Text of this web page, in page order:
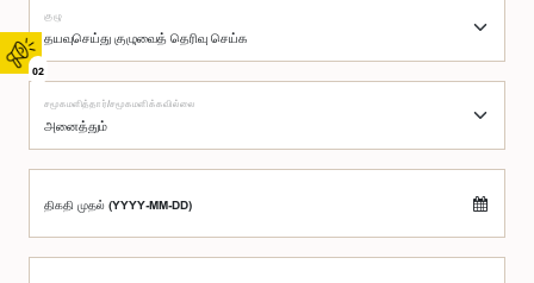
02
குழு
சமூகமளித்தார்/சமூகமளிக்கவில்லை
திகதி முதல் (YYYY-MM-DD)